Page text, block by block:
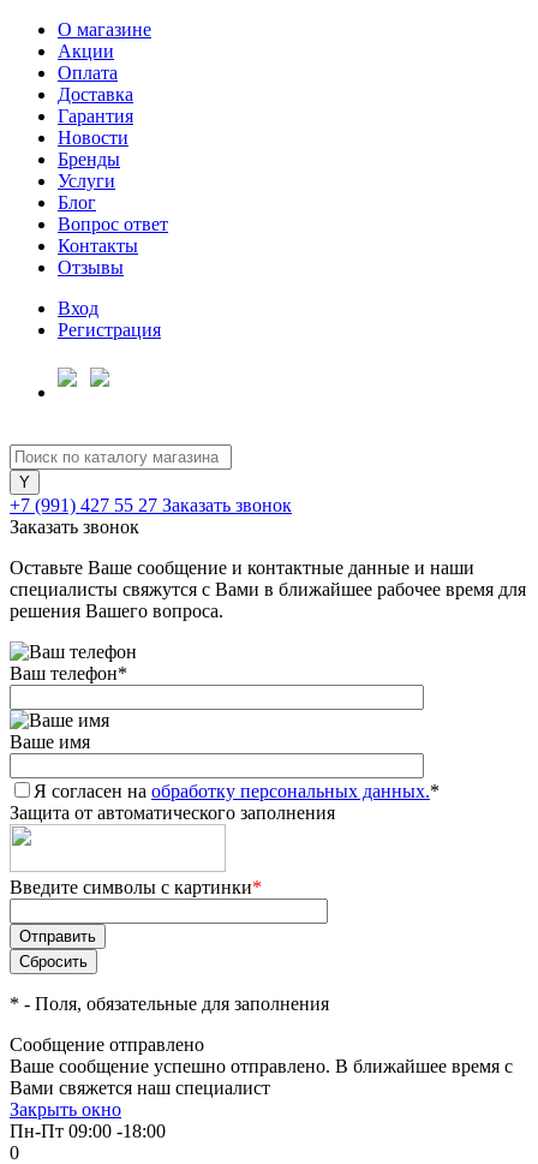
О магазине
Акции
Оплата
Доставка
Гарантия
Новости
Бренды
Услуги
Блог
Вопрос ответ
Контакты
Отзывы
Вход
Регистрация
+7 (991) 427 55 27 Заказать звонок
Заказать звонок
Оставьте Ваше сообщение и контактные данные и наши
специалисты свяжутся с Вами в ближайшее рабочее время для
решения Вашего вопроса.
Ваш телефон*
Ваше имя
Я согласен на обработку персональных данных.*
Защита от автоматического заполнения
Введите символы с картинки*
* - Поля, обязательные для заполнения
Сообщение отправлено
Ваше сообщение успешно отправлено. В ближайшее время с
Вами свяжется наш специалист
Закрыть окно
Пн-Пт 09:00 -18:00
0
Для клиентов всех банков
Разбейте
оплатуна части
без переплат
График платежей
Сегодня
25%
Добавляйте товары
в корзину
Оплачивайте сегодня только
25% картой любого банка
Получайте товар
выбранный способом
Оставшиеся75% будут
списыватьсяс вашей карты
по
Подробнее
об оплате Плайтом